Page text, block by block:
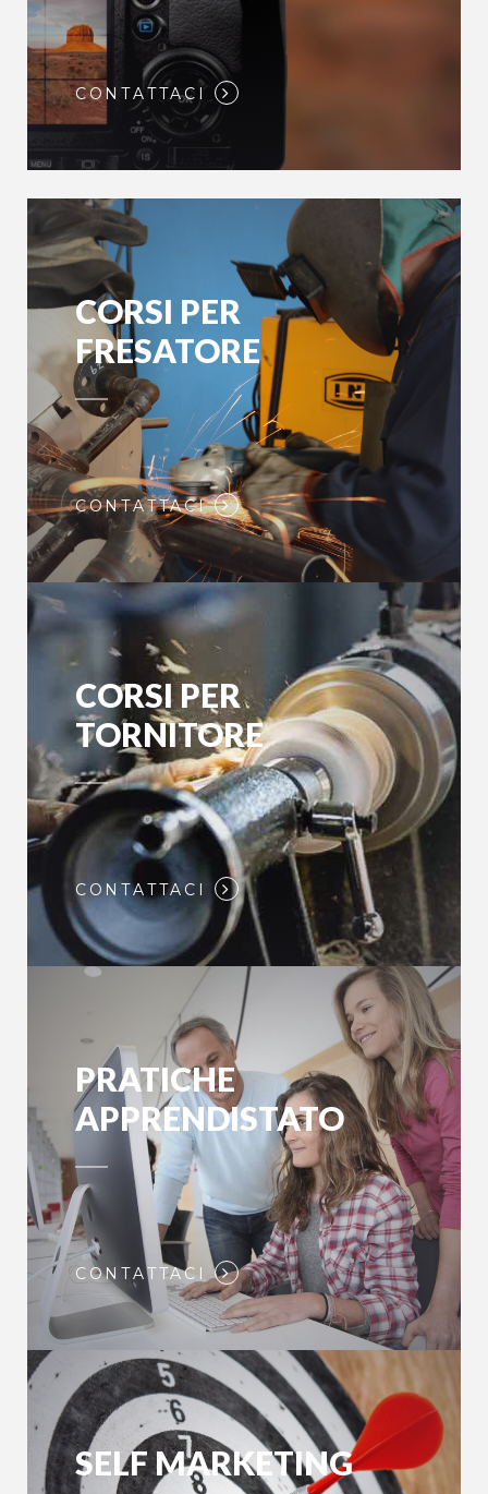
CONTATTACI
CORSI PER
FRESATORE
CONTATTACI
CORSI PER
TORNITORE
CONTATTACI
PRATICHE
APPRENDISTATO
CONTATTACI
SELF MARKETING